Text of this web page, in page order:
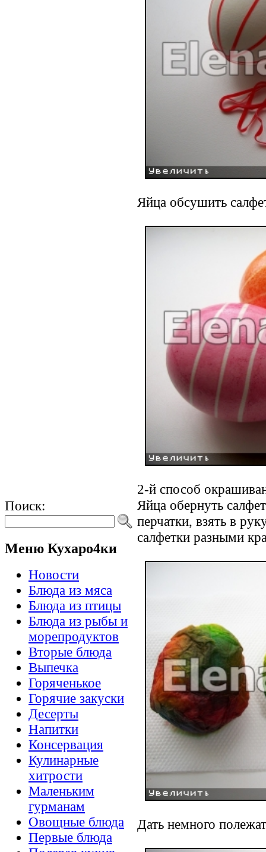
Поиск:
Меню Кухаро4ки
Новости
Блюда из мяса
Блюда из птицы
Блюда из рыбы и
морепродуктов
Вторые блюда
Выпечка
Горяченькое
Горячие закуски
Десерты
Напитки
Консервация
Кулинарные
хитрости
Маленьким
гурманам
Овощные блюда
Первые блюда
Яйца обсушить
2-й способ
Яйца обернуть
перчатки, взять в
салфетки разными
Дать немного